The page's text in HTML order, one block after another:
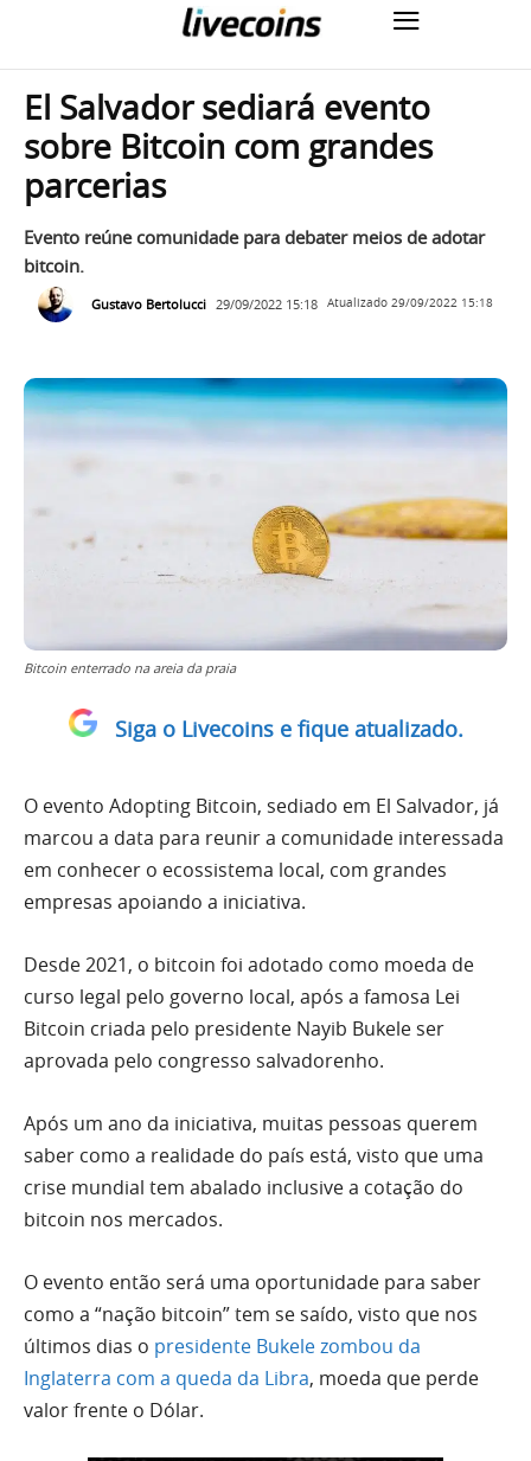
El Salvador sediará evento
sobre Bitcoin com grandes
parcerias
Evento reúne comunidade para debater meios de adotar
bitcoin.
Gustavo Bertolucci 29/09/2022 15:18 Atualizado 29/09/2022 15:18
Bitcoin enterrado na areia da praia
Siga o Livecoins e fique atualizado.
O evento Adopting Bitcoin, sediado em El Salvador, já
marcou a data para reunir a comunidade interessada
em conhecer o ecossistema local, com grandes
empresas apoiando a iniciativa.
Desde 2021, o bitcoin foi adotado como moeda de
curso legal pelo governo local, após a famosa Lei
Bitcoin criada pelo presidente Nayib Bukele ser
aprovada pelo congresso salvadorenho.
Após um ano da iniciativa, muitas pessoas querem
saber como a realidade do país está, visto que uma
crise mundial tem abalado inclusive a cotação do
bitcoin nos mercados.
O evento então será uma oportunidade para saber
como a “nação bitcoin” tem se saído, visto que nos
últimos dias o presidente Bukele zombou da
Inglaterra com a queda da Libra, moeda que perde
valor frente o Dólar.